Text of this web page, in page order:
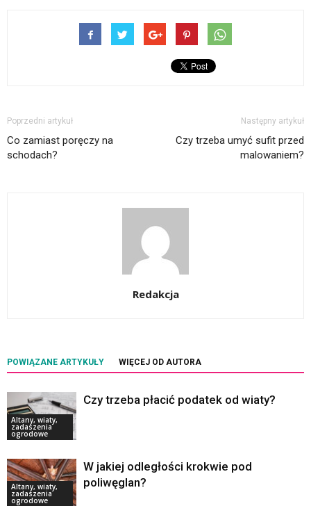
Poprzedni artykuł
Co zamiast poręczy na
schodach?
Następny artykuł
Czy trzeba umyć sufit przed
malowaniem?
Redakcja
POWIĄZANE ARTYKUŁY WIĘCEJ OD AUTORA
Altany, wiaty,
zadaszenia
ogrodowe
Czy trzeba płacić podatek od wiaty?
Altany, wiaty,
zadaszenia
ogrodowe
W jakiej odległości krokwie pod
poliwęglan?